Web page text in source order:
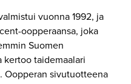
vuonna 1992, ja
oopperaansa, joka
Suomen
kertoo taidemaalari
Oopperan sivutuotteena